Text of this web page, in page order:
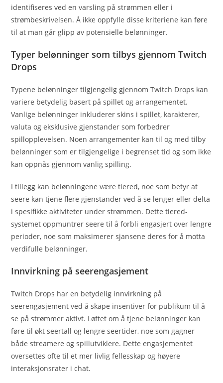
identifiseres ved en varsling på strømmen eller i
strømbeskrivelsen. Å ikke oppfylle disse kriteriene kan føre
til at man går glipp av potensielle belønninger.
Typer belønninger som tilbys gjennom Twitch
Drops
Typene belønninger tilgjengelig gjennom Twitch Drops kan
variere betydelig basert på spillet og arrangementet.
Vanlige belønninger inkluderer skins i spillet, karakterer,
valuta og eksklusive gjenstander som forbedrer
spillopplevelsen. Noen arrangementer kan til og med tilby
belønninger som er tilgjengelige i begrenset tid og som ikke
kan oppnås gjennom vanlig spilling.
I tillegg kan belønningene være tiered, noe som betyr at
seere kan tjene flere gjenstander ved å se lenger eller delta
i spesifikke aktiviteter under strømmen. Dette tiered-
systemet oppmuntrer seere til å forbli engasjert over lengre
perioder, noe som maksimerer sjansene deres for å motta
verdifulle belønninger.
Innvirkning på seerengasjement
Twitch Drops har en betydelig innvirkning på
seerengasjement ved å skape insentiver for publikum til å
se på strømmer aktivt. Løftet om å tjene belønninger kan
føre til økt seertall og lengre seertider, noe som gagner
både streamere og spillutviklere. Dette engasjementet
oversettes ofte til et mer livlig fellesskap og høyere
interaksjonsrater i chat.